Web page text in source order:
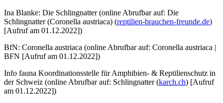
Ina Blanke: Die Schlingnatter (online Abrufbar auf: Die
Schlingnatter (Coronella austriaca) (reptilien-brauchen-freunde.de)
[Aufruf am 01.12.2022])
BfN: Coronella austriaca (online Abrufbar auf: Coronella austriaca |
BFN [Aufruf am 01.12.2022])
Info fauna Koordinationsstelle für Amphibien- & Reptilienschutz in
der Schweiz (online Abrufbar auf: Schlingnatter (karch.ch) [Aufruf
am 01.12.2022])